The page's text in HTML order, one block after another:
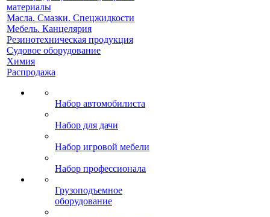
материалы
Масла. Смазки. Спецжидкости
Мебель. Канцелярия
Резинотехническая продукция
Судовое оборудование
Химия
Распродажа
Набор автомобилиста
Набор для дачи
Набор игровой мебели
Набор профессионала
Грузоподъемное
оборудование